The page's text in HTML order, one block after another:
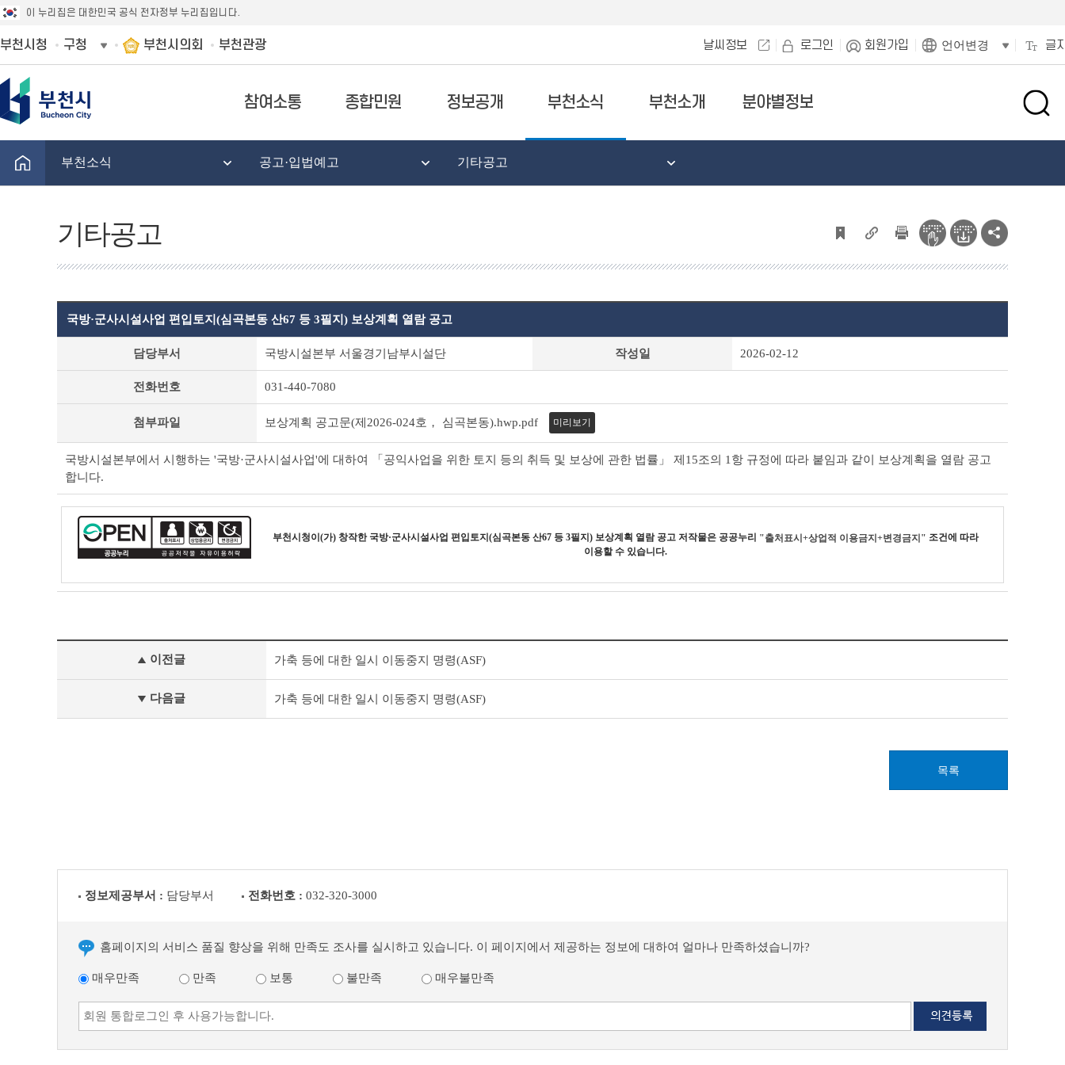
이 누리집은 대한민국 공식 전자정부 누리집입니다.
부천시청 구청 부천시의회 부천관광 날씨정보 로그인 회원가입 언어변경 글
참여소통 종합민원 정보공개 부천소식 부천소개 분야별정보
검
창
부천소식 공고·입법예고 기타공고
기타공고
상
테
이
블
국방·군사시설사업 편입토지(심곡본동 산67 등 3필지) 보상계획 열람 공고
담당부서 국방시설본부 서울경기남부시설단 작성일 2026-02-12
전화번호 031-440-7080
첨부파일 보상계획 공고문(제2026-024호， 심곡본동).hwp.pdf 미리보기
국방시설본부에서 시행하는 '국방·군사시설사업'에 대하여 「공익사업을 위한 토지 등의 취득 및 보상에 관한 법률」 제15조의 1항 규정에 따라 붙임과 같이 보상계획을 열람 공고
합니다.
부천시청이(가) 창작한 국방·군사시설사업 편입토지(심곡본동 산67 등 3필지) 보상계획 열람 공고 저작물은 공공누리 "출처표시+상업적 이용금지+변경금지" 조건에 따라
이용할 수 있습니다.
공
전
이전글 가축 등에 대한 일시 이동중지 명령(ASF)
다음글 가축 등에 대한 일시 이동중지 명령(ASF)
목록
정보제공부서 : 담당부서 전화번호 : 032-320-3000
홈페이지의 서비스 품질 향상을 위해 만족도 조사를 실시하고 있습니다. 이 페이지에서 제공하는 정보에 대하여 얼마나 만족하셨습니까?
매우만족 만족 보통 불만족 매우불만족